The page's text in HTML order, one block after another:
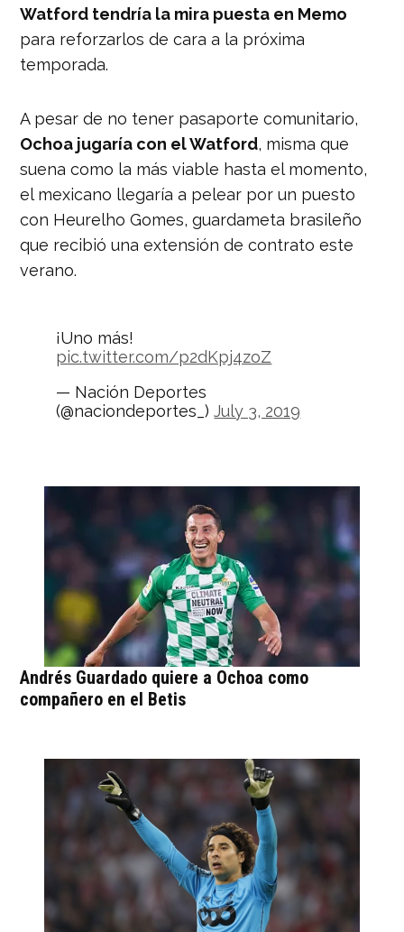
Watford tendría la mira puesta en Memo
para reforzarlos de cara a la próxima
temporada.
A pesar de no tener pasaporte comunitario,
Ochoa jugaría con el Watford, misma que
suena como la más viable hasta el momento,
el mexicano llegaría a pelear por un puesto
con Heurelho Gomes, guardameta brasileño
que recibió una extensión de contrato este
verano.
¡Uno más!
pic.twitter.com/p2dKpj4zoZ
— Nación Deportes
(@naciondeportes_)July 3, 2019
Andrés Guardado quiere a Ochoa como
compañero en el Betis